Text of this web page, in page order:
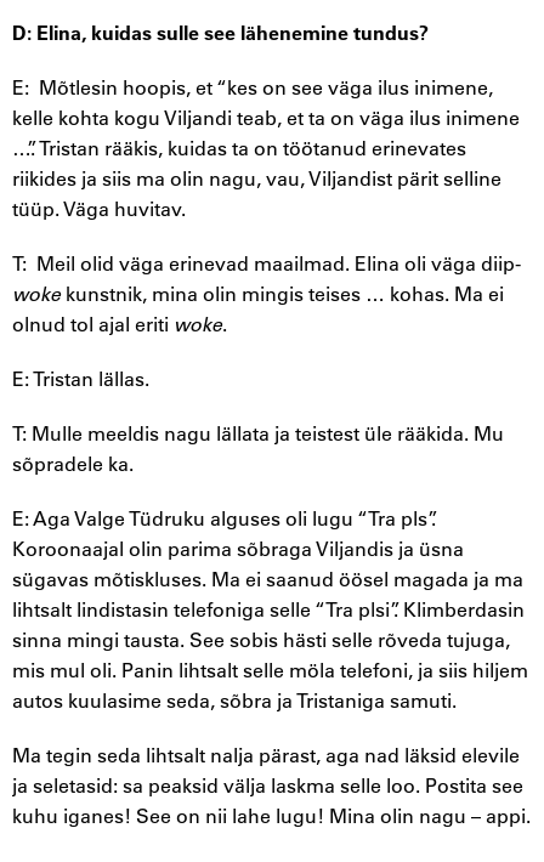
D: Elina, kuidas sulle see lähenemine tundus?
E: Mõtlesin hoopis, et “kes on see väga ilus inimene,
kelle kohta kogu Viljandi teab, et ta on väga ilus inimene
…”. Tristan rääkis, kuidas ta on töötanud erinevates
riikides ja siis ma olin nagu, vau, Viljandist pärit selline
tüüp. Väga huvitav.
T: Meil olid väga erinevad maailmad. Elina oli väga diip-
wokekunstnik, mina olin mingis teises … kohas. Ma ei
olnud tol ajal eriti woke.
E: Tristan lällas.
T: Mulle meeldis nagu lällata ja teistest üle rääkida. Mu
sõpradele ka.
E: Aga Valge Tüdruku alguses oli lugu “Tra pls”.
Koroonaajal olin parima sõbraga Viljandis ja üsna
sügavas mõtiskluses. Ma ei saanud öösel magada ja ma
lihtsalt lindistasin telefoniga selle “Tra plsi”. Klimberdasin
sinna mingi tausta. See sobis hästi selle rõveda tujuga,
mis mul oli. Panin lihtsalt selle möla telefoni, ja siis hiljem
autos kuulasime seda, sõbra ja Tristaniga samuti.
Ma tegin seda lihtsalt nalja pärast, aga nad läksid elevile
ja seletasid: sa peaksid välja laskma selle loo. Postita see
kuhu iganes! See on nii lahe lugu! Mina olin nagu – appi.